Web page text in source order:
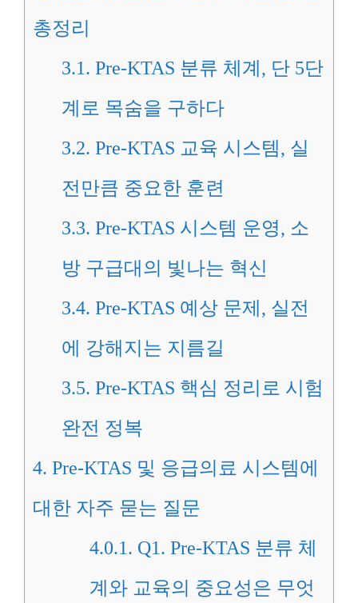
총정리
3.1. Pre-KTAS 분류 체계, 단 5단
계로 목숨을 구하다
3.2. Pre-KTAS 교육 시스템, 실
전만큼 중요한 훈련
3.3. Pre-KTAS 시스템 운영, 소
방 구급대의 빛나는 혁신
3.4. Pre-KTAS 예상 문제, 실전
에 강해지는 지름길
3.5. Pre-KTAS 핵심 정리로 시험
완전 정복
4. Pre-KTAS 및 응급의료 시스템에
대한 자주 묻는 질문
4.0.1. Q1. Pre-KTAS 분류 체
계와 교육의 중요성은 무엇